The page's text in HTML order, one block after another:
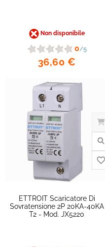
Non disponibile
0/5
36,60 €
ETTROIT Scaricatore Di
Sovratensione 2P 20KA-40KA
T2 - Mod. JX5220